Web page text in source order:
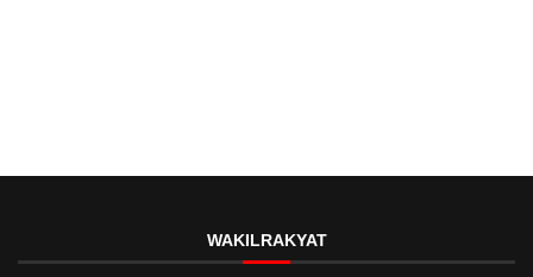
WAKILRAKYAT